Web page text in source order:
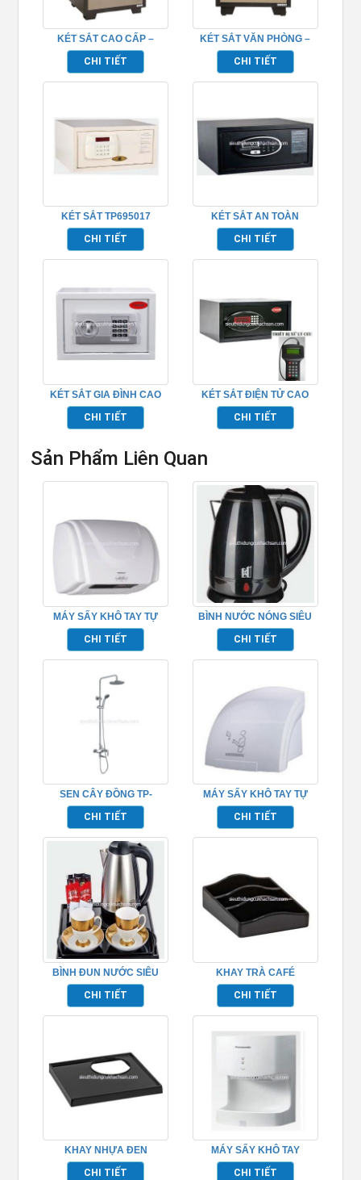
KÉT SẮT CAO CẤP –
TPCT86E
CHI TIẾT
KÉT SẮT VĂN PHÒNG –
TPCT62E
CHI TIẾT
KÉT SẮT TP695017
CHI TIẾT
KÉT SẮT AN TOÀN
TP695018
CHI TIẾT
KÉT SẮT GIA ĐÌNH CAO
CẤP – TP69G22
CHI TIẾT
KÉT SẮT ĐIỆN TỬ CAO
CẤP – TP6920DC
CHI TIẾT
Sản Phẩm Liên Quan
MÁY SẤY KHÔ TAY TỰ
ĐỘNG TRONG PHÒNG
TẮM TP695161
CHI TIẾT
BÌNH NƯỚC NÓNG SIÊU
TỐC 2 LỚP TP695005
CHI TIẾT
SEN CÂY ĐỒNG TP-
652009
CHI TIẾT
MÁY SẤY KHÔ TAY TỰ
ĐỘNG TP695160
CHI TIẾT
BÌNH ĐUN NƯỚC SIÊU
TỐC TP695001
CHI TIẾT
KHAY TRÀ CAFÉ
TP695004
CHI TIẾT
KHAY NHỰA ĐEN
TP695002
CHI TIẾT
MÁY SẤY KHÔ TAY
PHÒNG TẮM TP695163
CHI TIẾT